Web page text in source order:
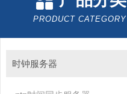
PRODUCT CATEGORY
时钟服务器